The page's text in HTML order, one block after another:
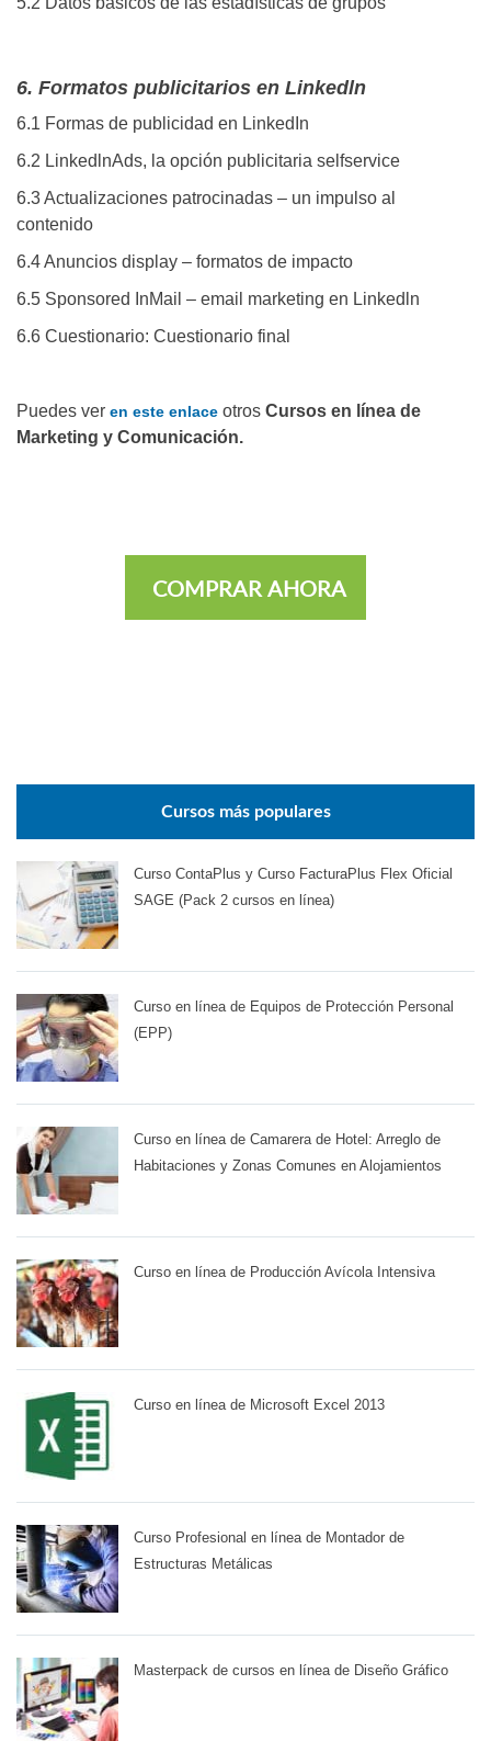
6. Formatos publicitarios en Linkedln
6.1 Formas de publicidad en LinkedIn
6.2 LinkedlnAds, la opción publicitaria selfservice
6.3 Actualizaciones patrocinadas – un impulso al
contenido
6.4 Anuncios display – formatos de impacto
6.5 Sponsored InMail – email marketing en Linkedln
6.6 Cuestionario: Cuestionario final
Puedes ver en este enlace otros Cursos en línea de
Marketing y Comunicación.
COMPRAR AHORA
Cursos más populares
Curso ContaPlus y Curso FacturaPlus Flex Oficial
SAGE (Pack 2 cursos en línea)
Curso en línea de Equipos de Protección Personal
(EPP)
Curso en línea de Camarera de Hotel: Arreglo de
Habitaciones y Zonas Comunes en Alojamientos
Curso en línea de Producción Avícola Intensiva
Curso en línea de Microsoft Excel 2013
Curso Profesional en línea de Montador de
Estructuras Metálicas
Masterpack de cursos en línea de Diseño Gráfico